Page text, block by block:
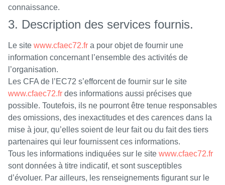
connaissance.
3. Description des services fournis.
Le site www.cfaec72.fr a pour objet de fournir une
information concernant l’ensemble des activités de
l’organisation.
Les CFA de l’EC72 s’efforcent de fournir sur le site
www.cfaec72.fr des informations aussi précises que
possible. Toutefois, ils ne pourront être tenue responsables
des omissions, des inexactitudes et des carences dans la
mise à jour, qu’elles soient de leur fait ou du fait des tiers
partenaires qui leur fournissent ces informations.
Tous les informations indiquées sur le site www.cfaec72.fr
sont données à titre indicatif, et sont susceptibles
d’évoluer. Par ailleurs, les renseignements figurant sur le